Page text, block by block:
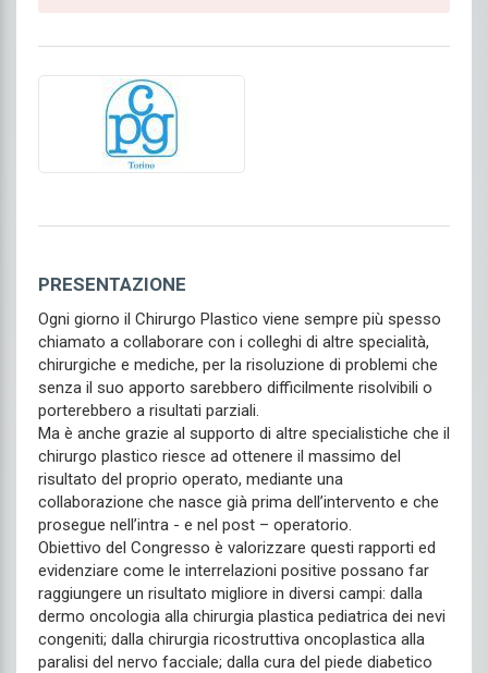
PRESENTAZIONE
Ogni giorno il Chirurgo Plastico viene sempre più spesso
chiamato a collaborare con i colleghi di altre specialità,
chirurgiche e mediche, per la risoluzione di problemi che
senza il suo apporto sarebbero difficilmente risolvibili o
porterebbero a risultati parziali.
Ma è anche grazie al supporto di altre specialistiche che il
chirurgo plastico riesce ad ottenere il massimo del
risultato del proprio operato, mediante una
collaborazione che nasce già prima dell’intervento e che
prosegue nell’intra - e nel post – operatorio.
Obiettivo del Congresso è valorizzare questi rapporti ed
evidenziare come le interrelazioni positive possano far
raggiungere un risultato migliore in diversi campi: dalla
dermo oncologia alla chirurgia plastica pediatrica dei nevi
congeniti; dalla chirurgia ricostruttiva oncoplastica alla
paralisi del nervo facciale; dalla cura del piede diabetico